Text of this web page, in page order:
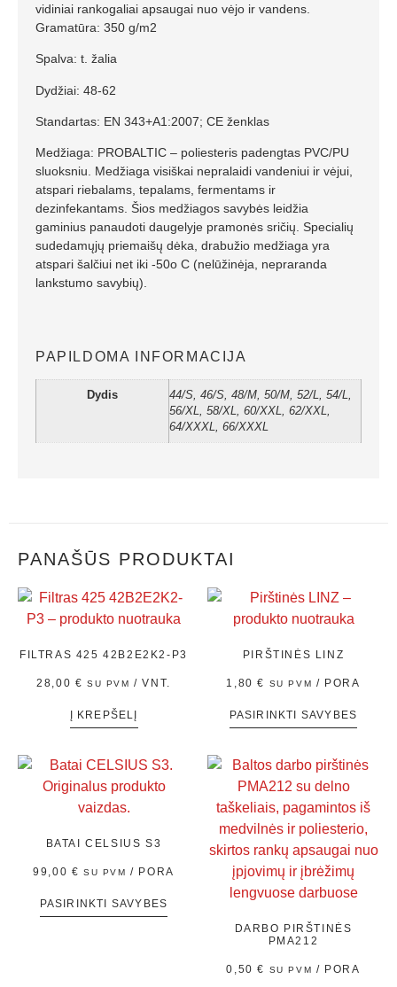
vidiniai rankogaliai apsaugai nuo vėjo ir vandens.
Gramatūra: 350 g/m2
Spalva: t. žalia
Dydžiai: 48-62
Standartas: EN 343+A1:2007; CE ženklas
Medžiaga: PROBALTIC – poliesteris padengtas PVC/PU
sluoksniu. Medžiaga visiškai nepralaidi vandeniui ir vėjui,
atspari riebalams, tepalams, fermentams ir
dezinfekantams. Šios medžiagos savybės leidžia
gaminius panaudoti daugelyje pramonės sričių. Specialių
sudedamųjų priemaišų dėka, drabužio medžiaga yra
atspari šalčiui net iki -50o C (nelūžinėja, nepraranda
lankstumo savybių).
PAPILDOMA INFORMACIJA
Dydis
44/S, 46/S, 48/M, 50/M, 52/L, 54/L,
56/XL, 58/XL, 60/XXL, 62/XXL,
64/XXXL, 66/XXXL
PANAŠŪS PRODUKTAI
FILTRAS 425 42B2E2K2-P3
28,00 € SU PVM / VNT.
Į KREPŠELĮ
PIRŠTINĖS LINZ
1,80€ SU PVM / PORA
PASIRINKTI SAVYBES
BATAI CELSIUS S3
99,00 € SU PVM / PORA
PASIRINKTI SAVYBES
DARBO PIRŠTINĖS
PMA212
0,50€ SU PVM / PORA